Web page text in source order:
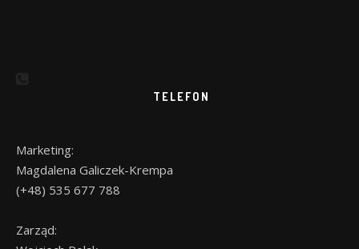
TELEFON
Marketing:
Magdalena Galiczek-Krempa
(+48) 535 677 788
Zarząd: